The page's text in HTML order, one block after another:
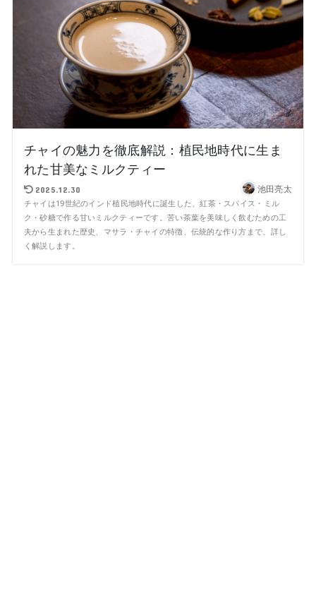
チャイの魅力を徹底解説：植民地時代に生ま
れた甘美なミルクティー
2025.12.30 池田亮太
チャイは19世紀のインド植民地時代に誕生した、紅茶・スパイス・ミル
ク・砂糖で作る甘いミルクティーです。苦い茶葉を美味しく飲むための工
夫から生まれた歴史、マサラ・チャイの特徴、伝統的な作り方まで、詳し
く解説します。